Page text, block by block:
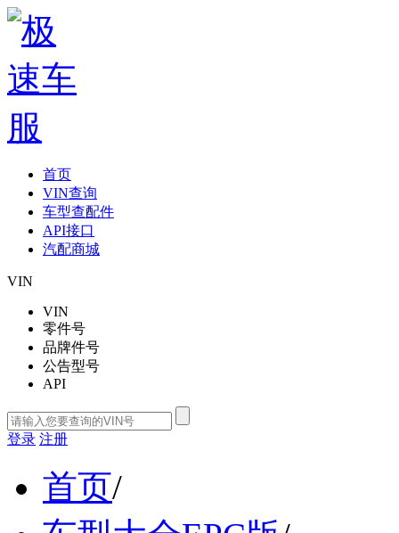
首页
VIN查询
车型查配件
API接口
汽配商城
VIN
VIN
零件号
品牌件号
公告型号
API
登录 注册
首页/